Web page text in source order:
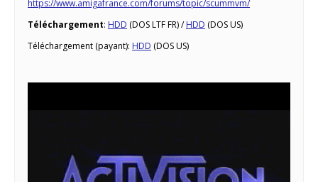
https://www.amigafrance.com/forums/topic/scummvm/
Téléchargement: HDD (DOS LTF FR) /HDD (DOS US)
Téléchargement (payant): HDD (DOS US)